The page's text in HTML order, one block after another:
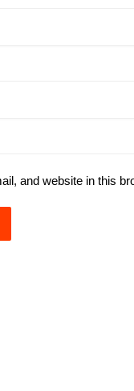
and website in this